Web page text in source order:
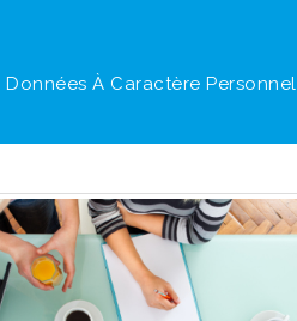
Données À Caractère Personnel